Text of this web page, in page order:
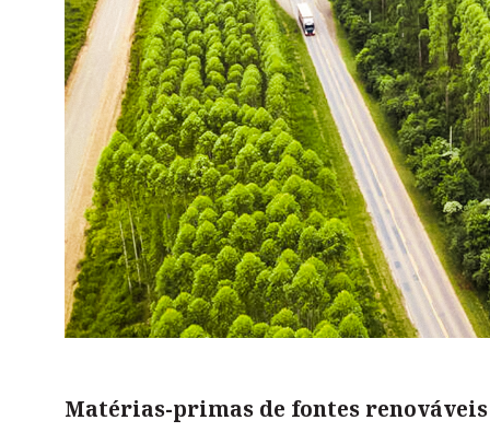
Matérias-primas de fontes renováveis